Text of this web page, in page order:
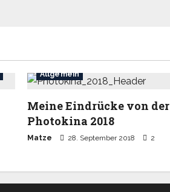
Allgemein
Meine Eindrücke von der
Photokina 2018
Matze 28. September 2018 2